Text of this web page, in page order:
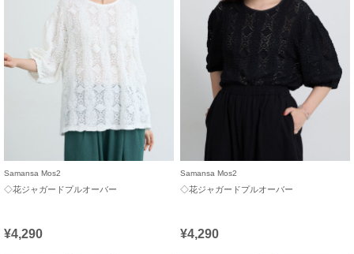
Samansa Mos2
◇花ジャガードプルオーバー
¥4,290
Samansa Mos2
◇花ジャガードプルオーバー
¥4,290